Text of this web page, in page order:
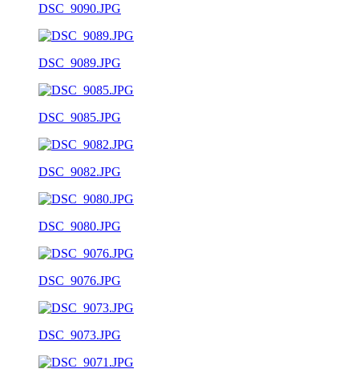
DSC_9090.JPG
DSC_9089.JPG
DSC_9085.JPG
DSC_9082.JPG
DSC_9080.JPG
DSC_9076.JPG
DSC_9073.JPG